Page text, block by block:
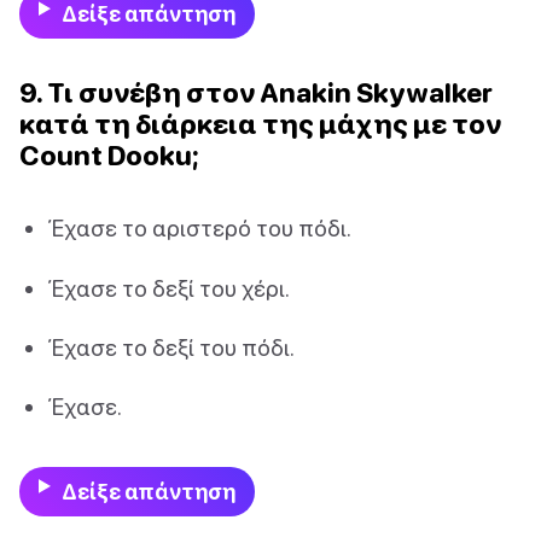
Δείξε απάντηση
9. Τι συνέβη στον Anakin Skywalker
κατά τη διάρκεια της μάχης με τον
Count Dooku;
Έχασε το αριστερό του πόδι.
Έχασε το δεξί του χέρι.
Έχασε το δεξί του πόδι.
Έχασε.
Δείξε απάντηση